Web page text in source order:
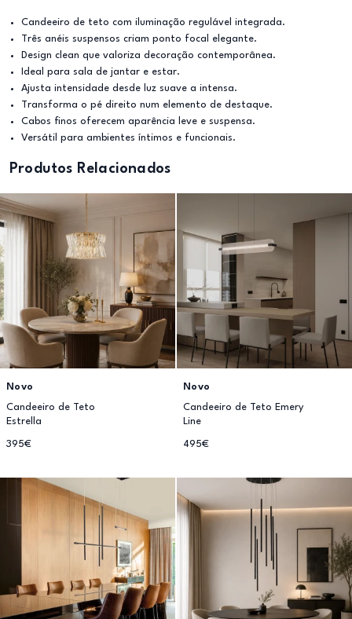
Candeeiro de teto com iluminação regulável integrada.
Três anéis suspensos criam ponto focal elegante.
Design clean que valoriza decoração contemporânea.
Ideal para sala de jantar e estar.
Ajusta intensidade desde luz suave a intensa.
Transforma o pé direito num elemento de destaque.
Cabos finos oferecem aparência leve e suspensa.
Versátil para ambientes íntimos e funcionais.
Produtos Relacionados
Novo
Candeeiro de Teto
Estrella
395€
Novo
Candeeiro de Teto Emery
Line
495€